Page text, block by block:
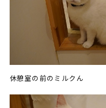
休憩室の前のミルクん